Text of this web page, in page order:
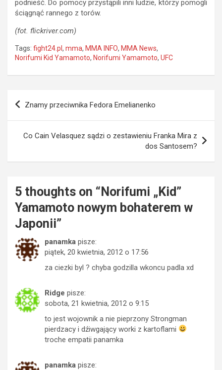
podnieść. Do pomocy przystąpili inni ludzie, którzy pomogli
ściągnąć rannego z torów.
(fot. flickriver.com)
Tags: fight24.pl , mma, MMA INFO, MMA News,
Norifumi Kid Yamamoto, Norifumi Yamamoto, UFC
Nawigacja
Znamy przeciwnika Fedora Emelianenko
Co Cain Velasquez sądzi o zestawieniu Franka Mira z
dos Santosem?
5 thoughts on “ Norifumi „Kid”
Yamamoto nowym bohaterem w
Japonii”
panamka pisze:
piątek, 20 kwietnia, 2012 o 17:56
za ciezki byl ? chyba godzilla wkoncu padla xd
Ridge pisze:
sobota, 21 kwietnia, 2012 o 9:15
to jest wojownik a nie pieprzony Strongman
pierdzacy i dźiwgający worki z kartoflami
troche empatii panamka
panamka pisze: